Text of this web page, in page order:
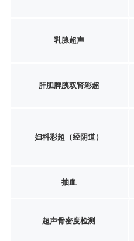
乳腺超声
肝胆脾胰双肾彩超
妇科彩超（经阴道）
抽血
超声骨密度检测